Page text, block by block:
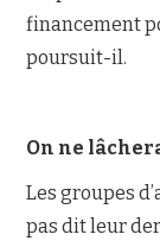
financement
poursuit-il.
On ne
Les groupes
pas dit leur